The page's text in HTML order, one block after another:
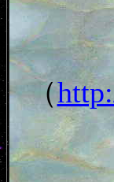
（